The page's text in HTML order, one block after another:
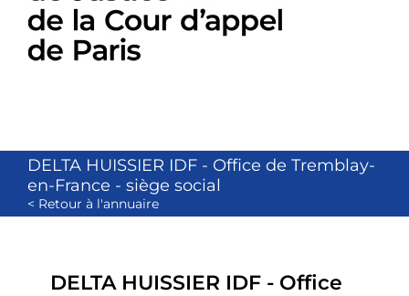
DELTA HUISSIER IDF - Office de Tremblay-
en-France - siège social
< Retour à l'annuaire
DELTA HUISSIER IDF - Office